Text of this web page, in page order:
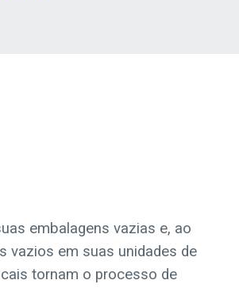
embalagens vazias e, ao
vazios em suas unidades de
tornam o processo de